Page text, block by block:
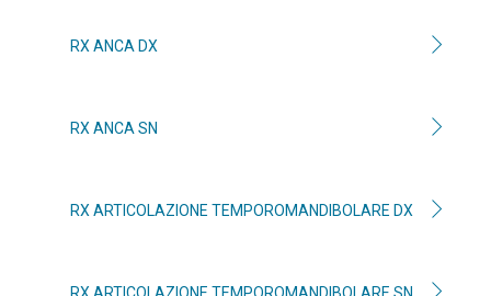
RX ANCA DX
RX ANCA SN
RX ARTICOLAZIONE TEMPOROMANDIBOLARE DX